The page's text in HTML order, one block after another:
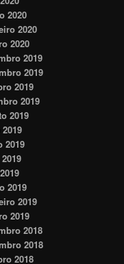
2020
2020
2020
2019
2019
2019
2019
2019
2019
2019
2019
2019
2018
2018
2018